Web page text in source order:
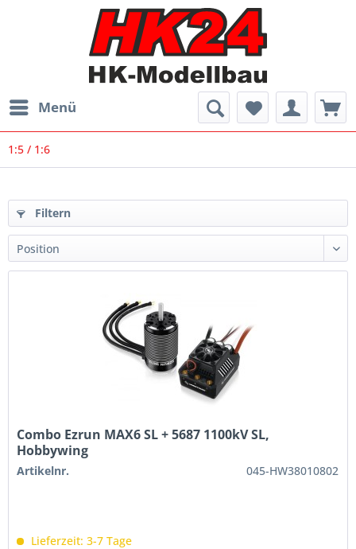
Menü
1:5 / 1:6
Filtern
Combo Ezrun MAX6 SL + 5687 1100kV SL,
Hobbywing
Artikelnr. 045-HW38010802
Lieferzeit: 3-7 Tage